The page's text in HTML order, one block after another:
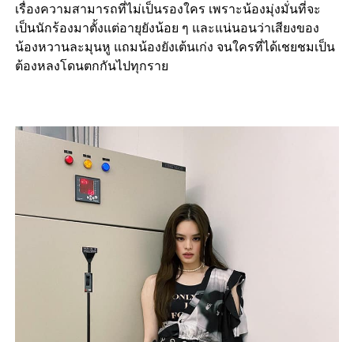
เรื่องความสามารถที่ไม่เป็นรองใคร เพราะน้องมุ่งมั่นที่จะ
เป็นนักร้องมาตั้งแต่อายุยังน้อย ๆ และแน่นอนว่าเสียงของ
น้องหวานละมุนหู แถมน้องยังเต้นเก่ง จนใครที่ได้เชยชมเป็น
ต้องหลงโดนตกกันไปทุกราย